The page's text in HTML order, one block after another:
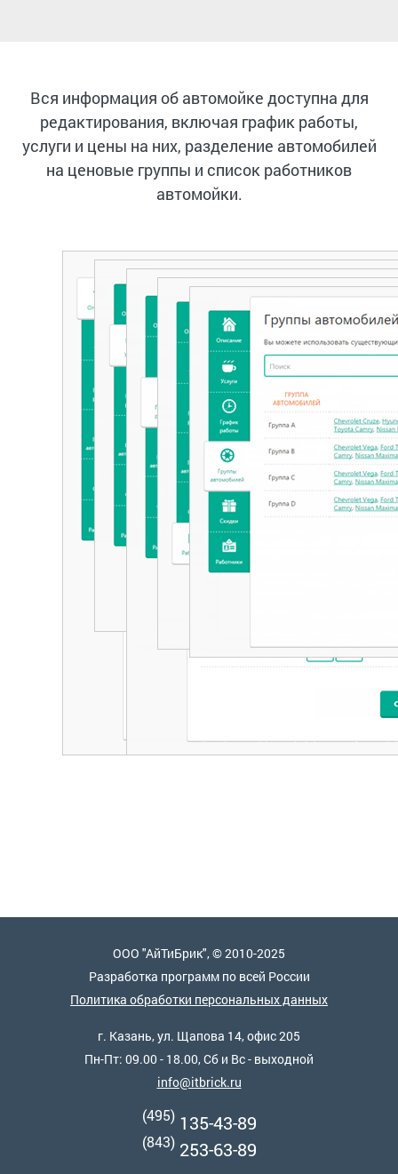
Вся информация об автомойке доступна для
редактирования, включая график работы,
услуги и цены на них, разделение автомобилей
на ценовые группы и список работников
автомойки.
ООО "АйТиБрик", © 2010-2025
Разработка программ по всей России
Политика обработки персональных данных
г. Казань, ул. Щапова 14, офис 205
Пн-Пт: 09.00 - 18.00, Сб и Вс - выходной
info@itbrick.ru
(495) 135-43-89
(843) 253-63-89